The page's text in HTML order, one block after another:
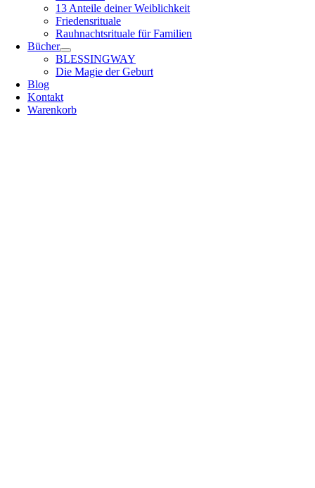
13 Anteile deiner Weiblichkeit
Friedensrituale
Rauhnachtsrituale für Familien
Bücher
BLESSINGWAY
Die Magie der Geburt
Blog
Kontakt
Warenkorb